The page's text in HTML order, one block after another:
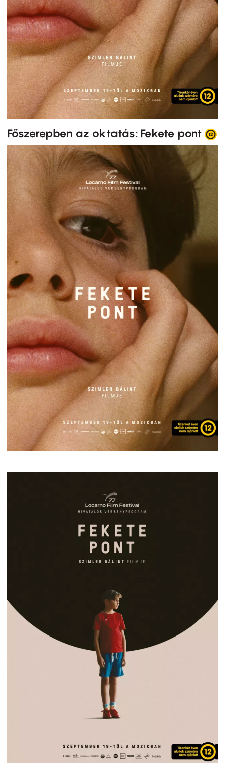
Főszerepben az oktatás: Fekete pont